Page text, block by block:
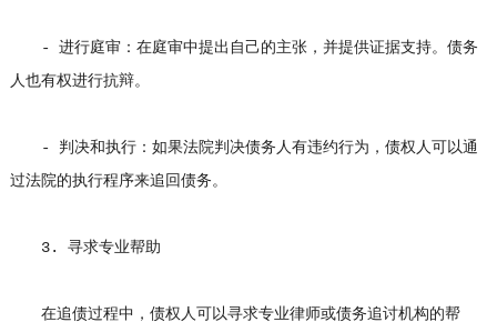
- 进行庭审：在庭审中提出自己的主张，并提供证据支持。债务
人也有权进行抗辩。
- 判决和执行：如果法院判决债务人有违约行为，债权人可以通
过法院的执行程序来追回债务。
3. 寻求专业帮助
在追债过程中，债权人可以寻求专业律师或债务追讨机构的帮